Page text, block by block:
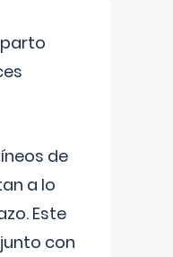
de
a lo
Este
con